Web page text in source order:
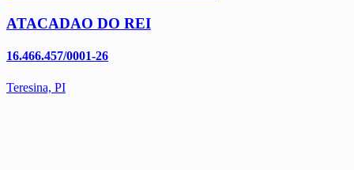
ATACADAO DO REI
16.466.457/0001-26
Teresina, PI